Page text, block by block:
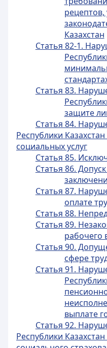
Казахстан
Статья 82-1.
Статья 83.
защите
Статья 84.
Республики
социальных услуг
Статья 85.
Статья 86.
Статья 87.
оплате
Статья 88.
Статья 89.
рабочего
Статья 90.
сфере
Статья 91.
выплате
Статья 92.
Республики